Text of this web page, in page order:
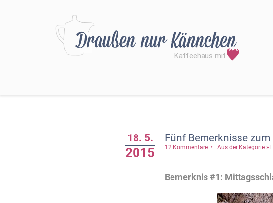
Fünf Bemerknisse
18. 5.
2015 12 Kommentare Aus der Kategorie
Bemerknis #1: